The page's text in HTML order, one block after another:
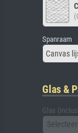
Spanraam
Glas &
Glas